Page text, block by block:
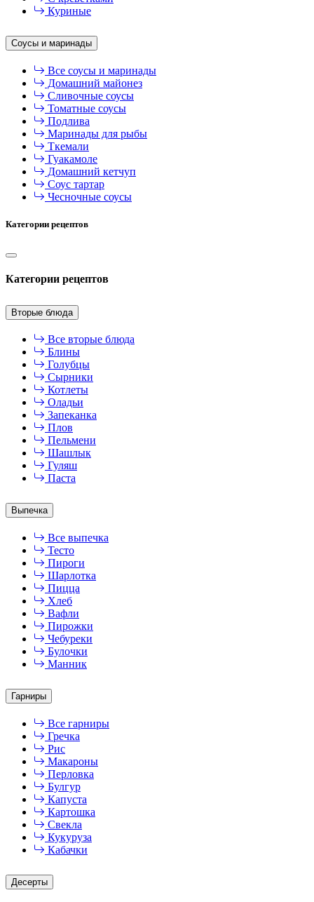
Куриные
Соусы и маринады
Все соусы и маринады
Домашний майонез
Сливочные соусы
Томатные соусы
Подлива
Маринады для рыбы
Ткемали
Гуакамоле
Домашний кетчуп
Соус тартар
Чесночные соусы
Категории рецептов
Категории рецептов
Вторые блюда
Все вторые блюда
Блины
Голубцы
Сырники
Котлеты
Оладьи
Запеканка
Плов
Пельмени
Шашлык
Гуляш
Паста
Выпечка
Все выпечка
Тесто
Пироги
Шарлотка
Пицца
Хлеб
Вафли
Пирожки
Чебуреки
Булочки
Манник
Гарниры
Все гарниры
Гречка
Рис
Макароны
Перловка
Булгур
Капуста
Картошка
Свекла
Кукуруза
Кабачки
Десерты